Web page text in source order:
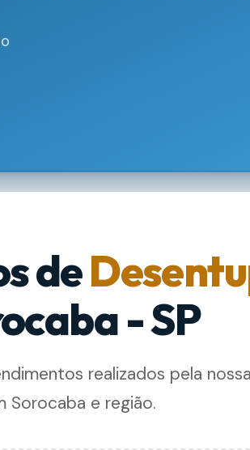
de
- SP
realizados pela
Sorocaba e região.